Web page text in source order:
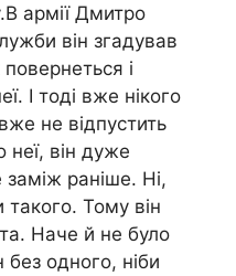
армії Дмитро
він згадував
і
І тоді вже нікого
вже не відпустить
він дуже
раніше. Ні,
Тому він
Наче й не було
одного, ніби